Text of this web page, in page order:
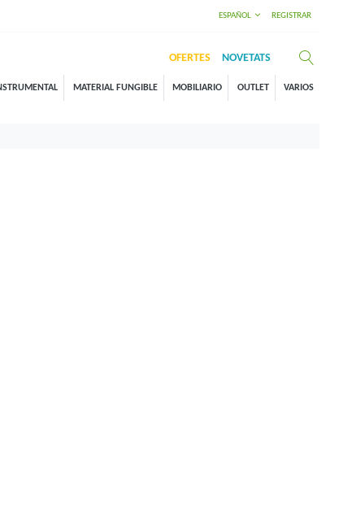
ESPAÑOL REGISTRAR
OFERTES NOVETATS
MATERIAL FUNGIBLE MOBILIARIO OUTLET VARIOS